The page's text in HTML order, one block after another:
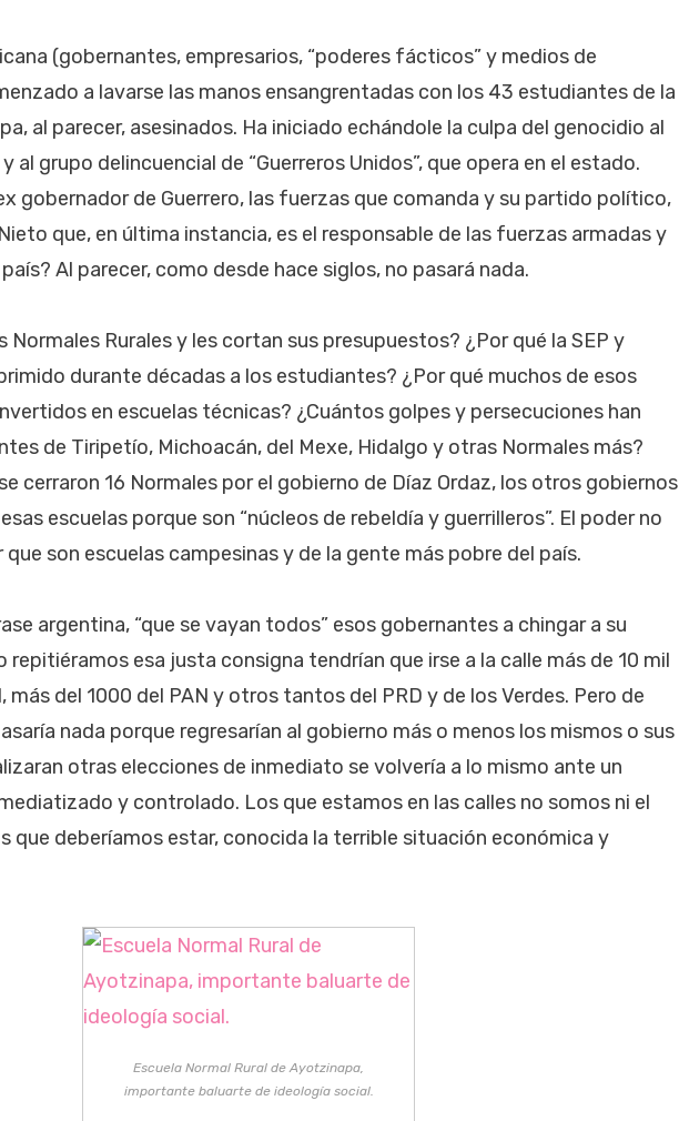
(gobernantes, empresarios, “poderes fácticos” y medios de
a lavarse las manos ensangrentadas con los 43 estudiantes de la
al parecer, asesinados. Ha iniciado echándole la culpa del genocidio al
al grupo delincuencial de “Guerreros Unidos”, que opera en el estado.
gobernador de Guerrero, las fuerzas que comanda y su partido político,
que, en última instancia, es el responsable de las fuerzas armadas y
Al parecer, como desde hace siglos, no pasará nada.
Normales Rurales y les cortan sus presupuestos? ¿Por qué la SEP y
durante décadas a los estudiantes? ¿Por qué muchos de esos
en escuelas técnicas? ¿Cuántos golpes y persecuciones han
de Tiripetío, Michoacán, del Mexe, Hidalgo y otras Normales más?
cerraron 16 Normales por el gobierno de Díaz Ordaz, los otros gobiernos
escuelas porque son “núcleos de rebeldía y guerrilleros”. El poder no
son escuelas campesinas y de la gente más pobre del país.
argentina, “que se vayan todos” esos gobernantes a chingar a su
repitiéramos esa justa consigna tendrían que irse a la calle más de 10 mil
más del 1000 del PAN y otros tantos del PRD y de los Verdes. Pero de
nada porque regresarían al gobierno más o menos los mismos o sus
otras elecciones de inmediato se volvería a lo mismo ante un
y controlado. Los que estamos en las calles no somos ni el
que deberíamos estar, conocida la terrible situación económica y
Escuela Normal Rural de Ayotzinapa,
importante baluarte de ideología social.